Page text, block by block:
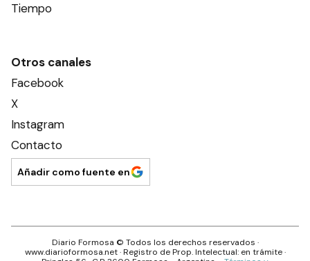
Tiempo
Otros canales
Facebook
X
Instagram
Contacto
Añadir como fuente en
Diario Formosa © Todos los derechos reservados ·
www.diarioformosa.net · Registro de Prop. Intelectual: en trámite ·